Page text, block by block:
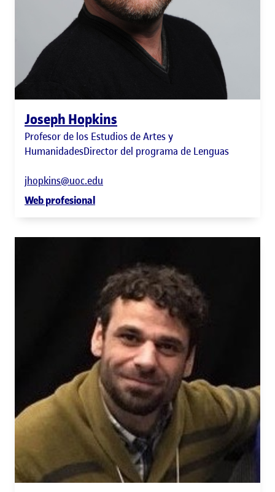
Joseph Hopkins
Profesor de los Estudios de Artes y
HumanidadesDirector del programa de Lenguas
jhopkins@uoc.edu
Web profesional